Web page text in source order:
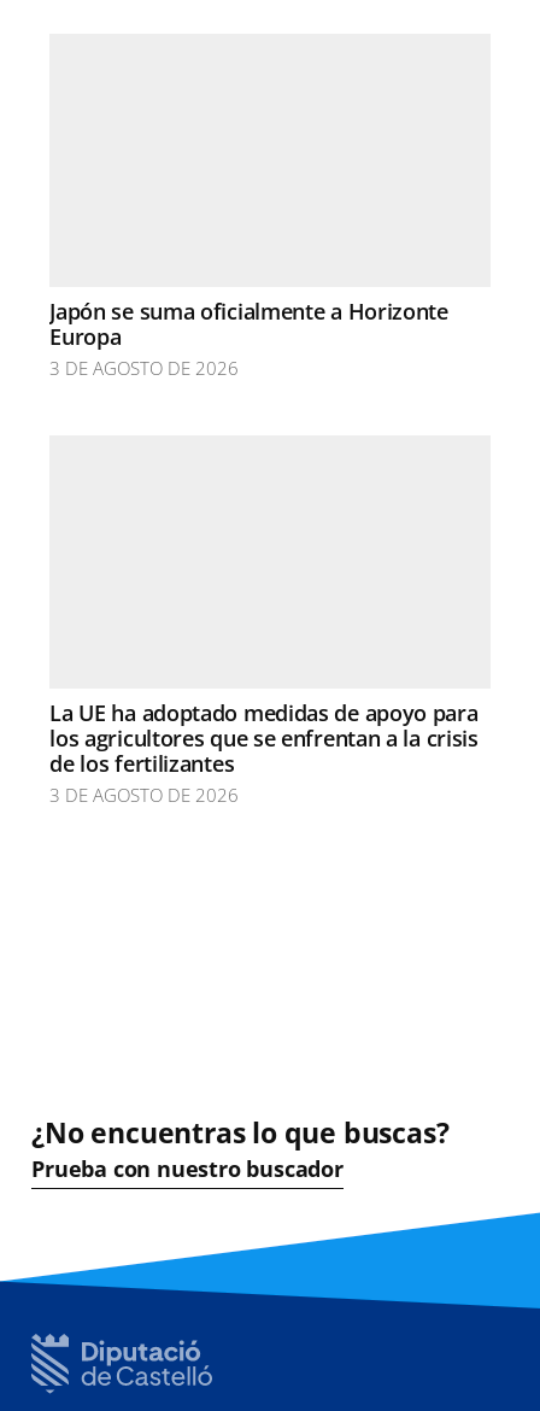
Japón se suma oficialmente a Horizonte
Europa
3 DE AGOSTO DE 2026
La UE ha adoptado medidas de apoyo para
los agricultores que se enfrentan a la crisis
de los fertilizantes
3 DE AGOSTO DE 2026
¿No encuentras lo que buscas?
Prueba con nuestro buscador